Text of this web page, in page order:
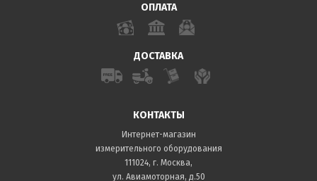
ОПЛАТА
ДОСТАВКА
КОНТАКТЫ
Интернет-магазин
измерительного оборудования
111024, г. Москва,
ул. Авиамоторная, д.50